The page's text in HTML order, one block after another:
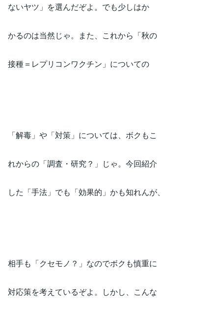
ないヤツ」を選んだぞよ。でも少しはか
かるのは当然じゃ。また、これから「秋の
接種＝レプリコンワクチン」についての
「解毒」や「対策」については、ボクもこ
れからの「調査・研究？」じゃ。今回紹介
した「手法」でも「効果的」かも知れんが、
相手も「クセモノ？」なのでボクも慎重に
対応策を考えているぞよ。しかし、こんな